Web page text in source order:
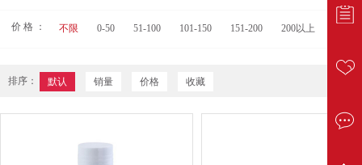
价 格 ： 不限 0-50 51-100 101-150 151-200 200以上
排序： 默认 销量 价格 收藏